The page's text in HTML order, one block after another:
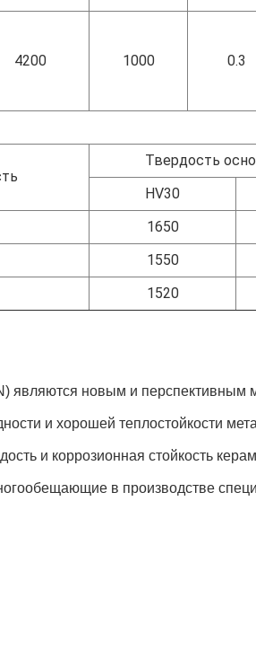
4200 1000 0.3
Твердость
HV30
1650
1550
1520
являются новым и
и хорошей теплостойкости
и коррозионная стойкость
в производстве